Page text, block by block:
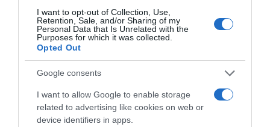
I want to opt-out of Collection, Use,
Retention, Sale, and/or Sharing of my
Personal Data that Is Unrelated with the
Purposes for which it was collected.
Opted Out
Google consents
I want to allow Google to enable storage
related to advertising like cookies on web or
device identifiers in apps.
A dohányosok és a kávé és tea kedvelői számára egy
közönséges fogkefe nem biztos, hogy elegendő - a
lepedékfoltok eltávolításához jobb, ha elektromos
modelleket választanak, mivel ezek bizonyítottan kétszer
Megosztás: Facebook Twitter Pinterest